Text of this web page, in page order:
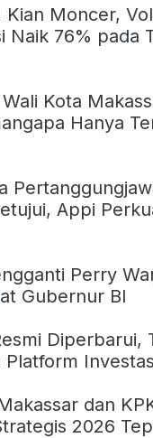
Kian Moncer,
Naik 76% pada
Kota
Hanya
Appi
Perry
Gubernur BI
Diperbarui,
Platform
dan
2026